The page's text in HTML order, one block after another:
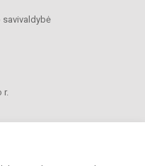
savivaldybė
r.